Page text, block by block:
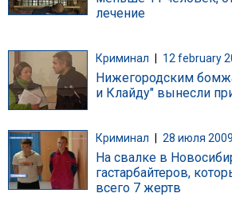
лечение
Криминал 12 february
Нижегородским
и Клайду" вынесли
Криминал 28 июля 2009
На свалке в
гастарбайтеров,
всего 7 жертв